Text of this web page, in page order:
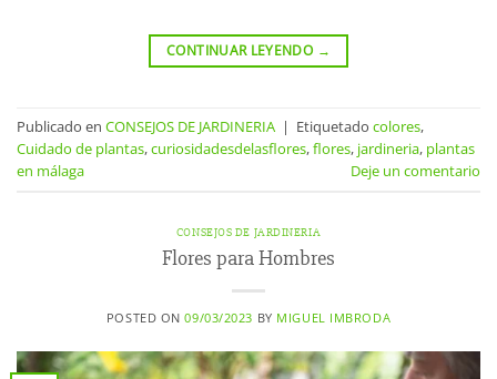
CONTINUAR LEYENDO →
Publicado en CONSEJOS DE JARDINERIA | Etiquetado colores,
Cuidado de plantas,curiosidadesdelasflores,flores, jardineria, plantas
en málaga
Deje un comentario
CONSEJOS DE JARDINERIA
Flores para Hombres
POSTED ON09/03/2023 BY MIGUEL IMBRODA